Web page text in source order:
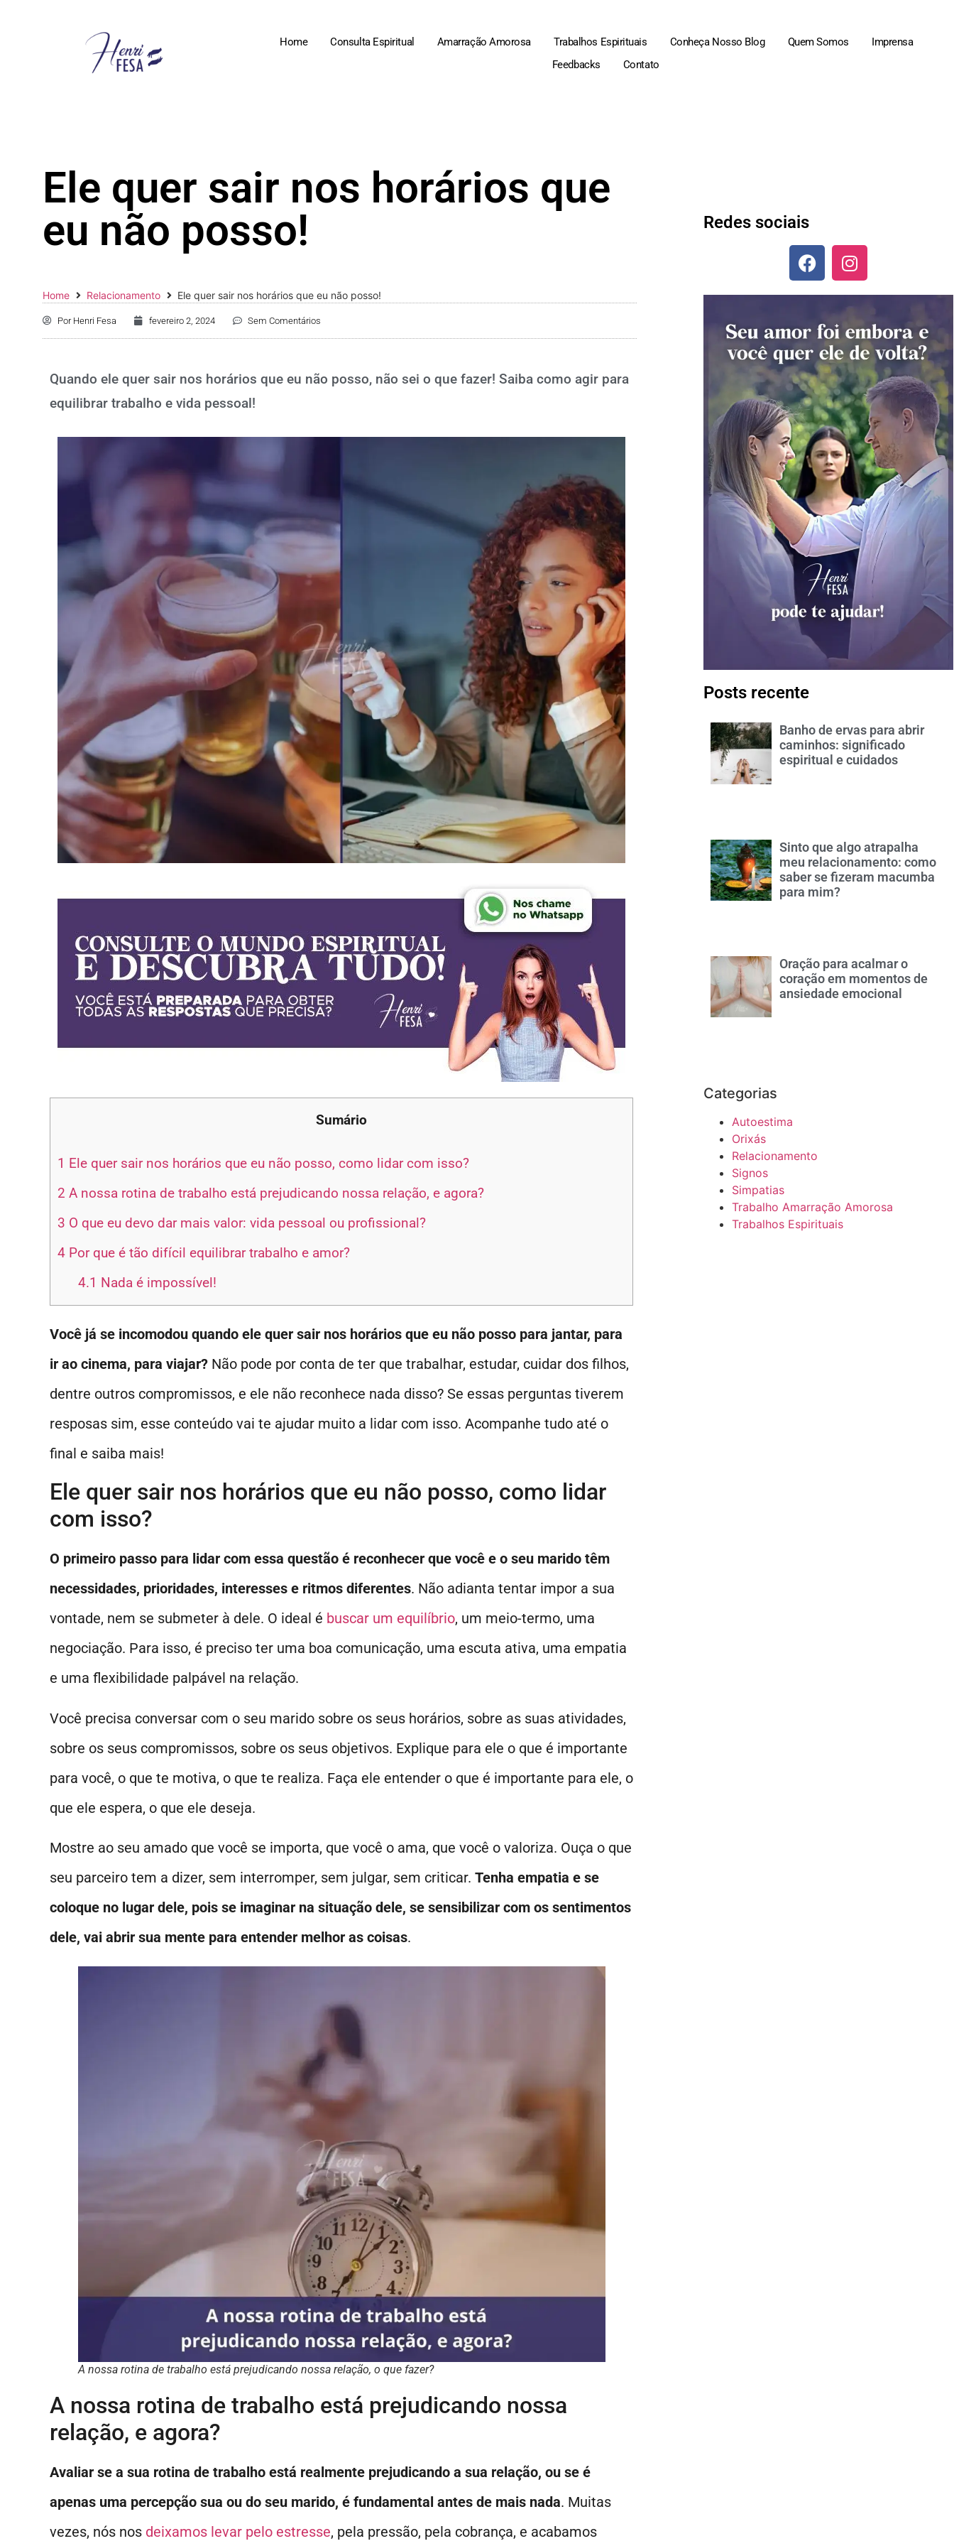
Home Consulta Espiritual Amarração Amorosa Trabalhos Espirituais Conheça Nosso Blog Quem Somos
Imprensa
Feedbacks
Contato
Ele quer sair nos horários que
eu não posso!
Home Relacionamento Ele quer sair nos horários que eu não posso!
PorHenri Fesa fevereiro 2, 2024 Sem Comentários
Quando ele quer sair nos horários que eu não posso, não sei o que fazer! Saiba como agir para
equilibrar trabalho e vida pessoal!
Sumário
1 Ele quer sair nos horários que eu não posso, como lidar com isso?
2 A nossa rotina de trabalho está prejudicando nossa relação, e agora?
3 O que eu devo dar mais valor: vida pessoal ou profissional?
4 Por que é tão difícil equilibrar trabalho e amor?
4.1 Nada é impossível!
Você já se incomodou quando ele quer sair nos horários que eu não posso para jantar, para
ir ao cinema, para viajar? Não pode por conta de ter que trabalhar, estudar, cuidar dos filhos,
dentre outros compromissos, e ele não reconhece nada disso? Se essas perguntas tiverem
resposas sim, esse conteúdo vai te ajudar muito a lidar com isso. Acompanhe tudo até o
final e saiba mais!
Ele quer sair nos horários que eu não posso, como lidar
com isso?
O primeiro passo para lidar com essa questão é reconhecer que você e o seu marido têm
necessidades, prioridades, interesses e ritmos diferentes. Não adianta tentar impor a sua
vontade, nem se submeter à dele. O ideal é buscar um equilíbrio, um meio-termo, uma
negociação. Para isso, é preciso ter uma boa comunicação, uma escuta ativa, uma empatia
e uma flexibilidade palpável na relação.
Você precisa conversar com o seu marido sobre os seus horários, sobre as suas atividades,
sobre os seus compromissos, sobre os seus objetivos. Explique para ele o que é importante
para você, o que te motiva, o que te realiza. Faça ele entender o que é importante para ele, o
que ele espera, o que ele deseja.
Mostre ao seu amado que você se importa, que você o ama, que você o valoriza. Ouça o que
seu parceiro tem a dizer, sem interromper, sem julgar, sem criticar. Tenha empatia e se
coloque no lugar dele, pois se imaginar na situação dele, se sensibilizar com os sentimentos
dele, vai abrir sua mente para entender melhor as coisas.
A nossa rotina de trabalho está prejudicando nossa relação, o que fazer?
A nossa rotina de trabalho está prejudicando nossa
relação, e agora?
Avaliar se a sua rotina de trabalho está realmente prejudicando a sua relação, ou se é
apenas uma percepção sua ou do seu marido, é fundamental antes de mais nada. Muitas
vezes, nós nos deixamos levar pelo estresse, pela pressão, pela cobrança, e acabamos
Redes sociais
Posts recente
Banho de ervas para abrir
caminhos: significado
espiritual e cuidados
Sinto que algo atrapalha
meu relacionamento: como
saber se fizeram macumba
para mim?
Oração para acalmar o
coração em momentos de
ansiedade emocional
Categorias
Autoestima
Orixás
Relacionamento
Signos
Simpatias
Trabalho Amarração Amorosa
Trabalhos Espirituais